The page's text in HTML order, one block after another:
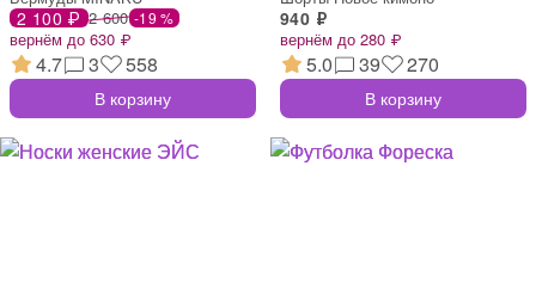
2 100 ₽ 2 600 -19 %
вернём до 630 ₽
4.7 3 558
В корзину
940 ₽
вернём до 280 ₽
5.0 39 270
В корзину